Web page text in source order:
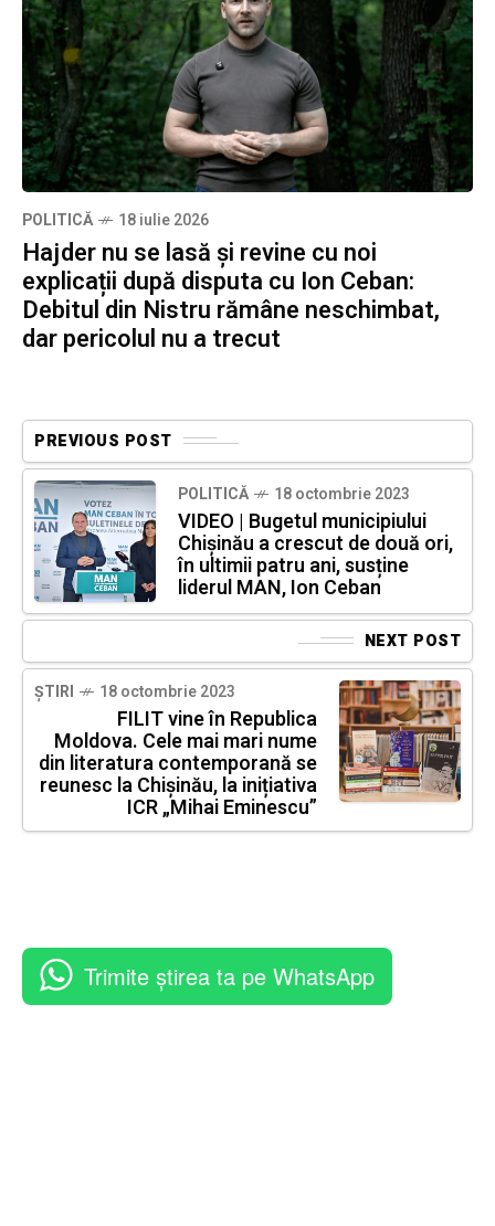
POLITICĂ 18 iulie 2026
Hajder nu se lasă și revine cu noi
explicații după disputa cu Ion Ceban:
Debitul din Nistru rămâne neschimbat,
dar pericolul nu a trecut
PREVIOUS POST
POLITICĂ 18 octombrie 2023
VIDEO | Bugetul municipiului
Chișinău a crescut de două ori,
în ultimii patru ani, susține
liderul MAN, Ion Ceban
NEXT POST
ȘTIRI 18 octombrie 2023
FILIT vine în Republica
Moldova. Cele mai mari nume
din literatura contemporană se
reunesc la Chișinău, la inițiativa
ICR „Mihai Eminescu”
Trimite știrea ta pe WhatsApp